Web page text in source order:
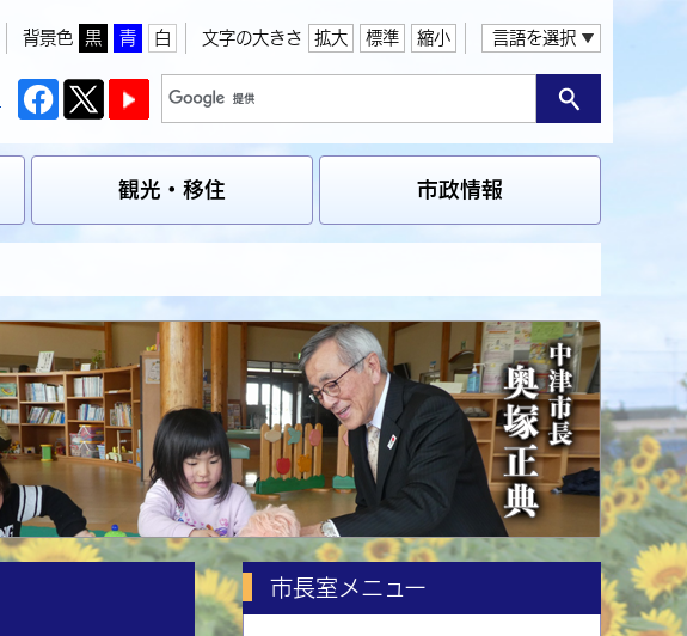
背景色 黒 青 白 文字の大きさ 拡大 標準 縮小 言語を選択
観光・移住 市政情報
市長室メニュー